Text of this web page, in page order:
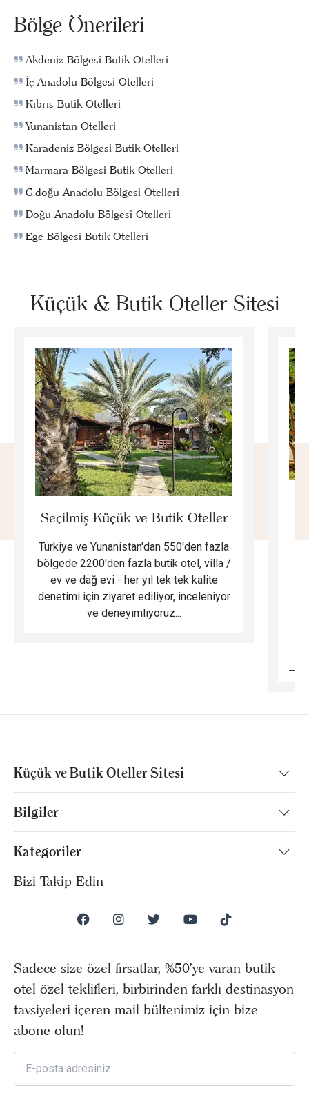
Bölge Önerileri
Akdeniz Bölgesi Butik Otelleri
İç Anadolu Bölgesi Otelleri
Kıbrıs Butik Otelleri
Yunanistan Otelleri
Karadeniz Bölgesi Butik Otelleri
Marmara Bölgesi Butik Otelleri
G.doğu Anadolu Bölgesi Otelleri
Doğu Anadolu Bölgesi Otelleri
Ege Bölgesi Butik Otelleri
Küçük & Butik Oteller Sitesi
Seçilmiş Küçük ve Butik Oteller
Türkiye ve Yunanistan'dan 550'den fazla
bölgede 2200'den fazla butik otel, villa /
ev ve dağ evi - her yıl tek tek kalite
denetimi için ziyaret ediliyor, inceleniyor
ve deneyimliyoruz...
Küçük ve Butik Oteller Sitesi
Bilgiler
Kategoriler
Bizi Takip Edin
Sadece size özel fırsatlar, %50’ye varan butik
otel özel teklifleri, birbirinden farklı destinasyon
tavsiyeleri içeren mail bültenimiz için bize
abone olun!